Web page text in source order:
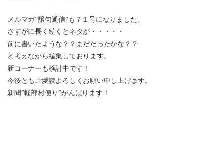
メルマガ”醸句通信”も７１号になりました。
さすがに長く続くとネタが・・・・・
前に書いたような？？まだだったかな？？
と考えながら編集しております。
新コーナーも検討中です！
今後ともご愛読よろしくお願い申し上げます。
新聞”軽部村便り”がんばります！